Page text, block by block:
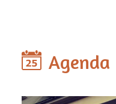
Agenda